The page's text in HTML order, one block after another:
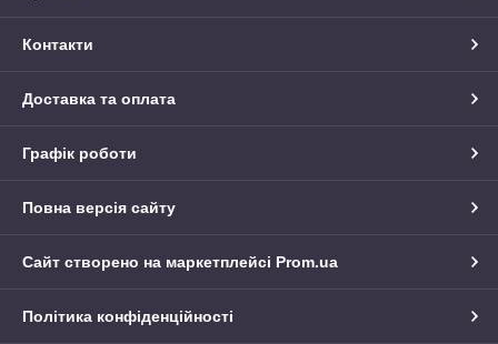
Контакти
Доставка та оплата
Графік роботи
Повна версія сайту
Сайт створено на маркетплейсі Prom.ua
Політика конфіденційності